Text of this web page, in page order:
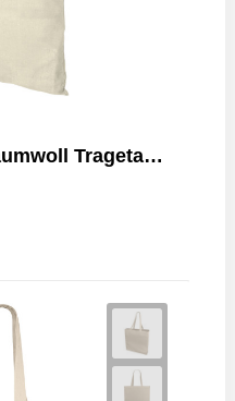
Nevada 100 g/m² Baumwoll Tragetasche 7L